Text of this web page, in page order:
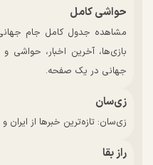
حواشی کامل
بازی‌ها، آخرین اخبار، حواشی
جهانی در یک صفحه.
زی‌سان
زی‌سان: تازه‌ترین خبرها از ایران
راز بقا